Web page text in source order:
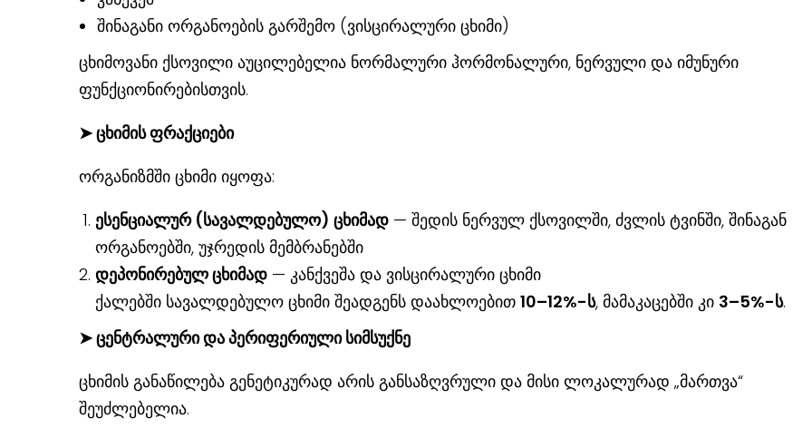
შინაგანი ორგანოების გარშემო (ვისცირალური ცხიმი)
ცხიმოვანი ქსოვილი აუცილებელია ნორმალური ჰორმონალური, ნერვული და იმუნური
ფუნქციონირებისთვის.
➤ცხიმის ფრაქციები
ორგანიზმში ცხიმი იყოფა:
ესენციალურ (სავალდებულო) ცხიმად — შედის ნერვულ ქსოვილში, ძვლის ტვინში, შინაგან
ორგანოებში, უჯრედის მემბრანებში
დეპონირებულ ცხიმად — კანქვეშა და ვისცირალური ცხიმი
ქალებში სავალდებულო ცხიმი შეადგენს დაახლოებით 10–12%-ს, მამაკაცებში კი 3–5%-ს.
➤ცენტრალური და პერიფერიული სიმსუქნე
ცხიმის განაწილება გენეტიკურად არის განსაზღვრული და მისი ლოკალურად „მართვა“
შეუძლებელია.